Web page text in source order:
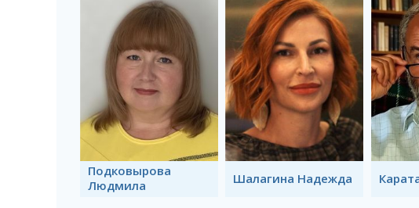
Подковырова
Людмила
Шалагина Надежда